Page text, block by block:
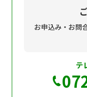
お申込み・お問
テ